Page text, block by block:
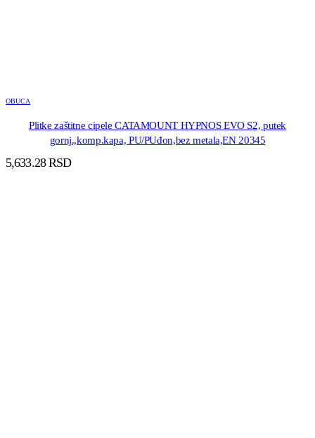
OBUCA
Plitke zaštitne cipele CATAMOUNT HYPNOS EVO S2, putek
gornj.,komp.kapa, PU/PUđon,bez metala,EN 20345
5,633.28RSD